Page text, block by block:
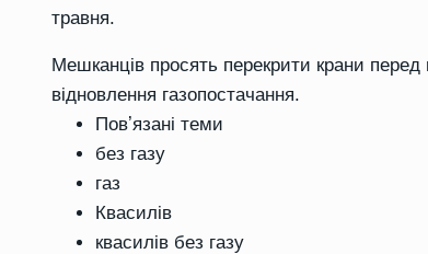
травня.
Мешканців просять перекрити крани
відновлення газопостачання.
Повʼязані теми
без газу
газ
Квасилів
квасилів без газу